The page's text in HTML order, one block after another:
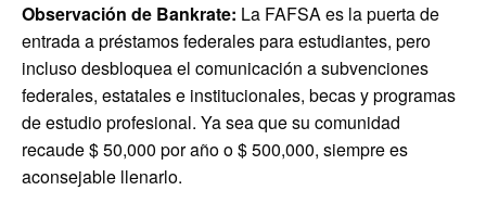
Observación de Bankrate: La FAFSA es la puerta de
entrada a préstamos federales para estudiantes, pero
incluso desbloquea el comunicación a subvenciones
federales, estatales e institucionales, becas y programas
de estudio profesional. Ya sea que su comunidad
recaude $ 50,000 por año o $ 500,000, siempre es
aconsejable llenarlo.